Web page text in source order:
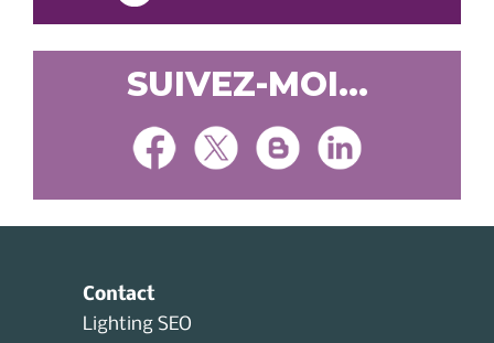
SUIVEZ-MOI...
Contact
Lighting SEO